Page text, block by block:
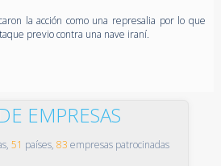
la acción como una represalia por lo que
previo contra una nave iraní.
EMPRESAS
51 países, 83 empresas patrocinadas